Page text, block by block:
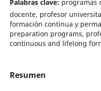
Palabras clave: programas
docente, profesor
formación continua y
preparation programs,
continuous and lifelong
Resumen